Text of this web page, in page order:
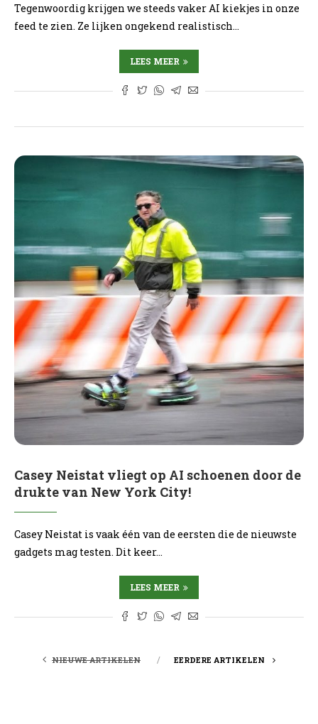
Tegenwoordig krijgen we steeds vaker AI kiekjes in onze
feed te zien. Ze lijken ongekend realistisch…
LEES MEER
Casey Neistat vliegt op AI schoenen door de
drukte van New York City!
Casey Neistat is vaak één van de eersten die de nieuwste
gadgets mag testen. Dit keer…
LEES MEER
NIEUWE ARTIKELEN EERDERE ARTIKELEN